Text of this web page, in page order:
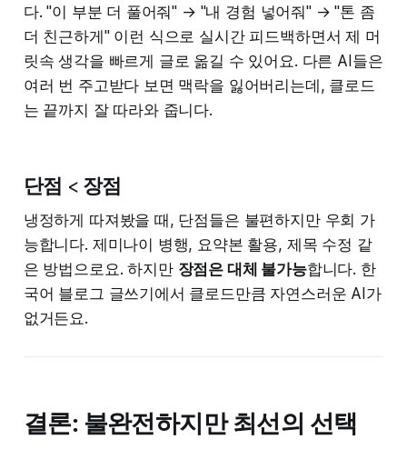
다. "이 부분 더 풀어줘" → "내 경험 넣어줘" → "톤 좀
더 친근하게" 이런 식으로 실시간 피드백하면서 제 머
릿속 생각을 빠르게 글로 옮길 수 있어요. 다른 AI들은
여러 번 주고받다 보면 맥락을 잃어버리는데, 클로드
는 끝까지 잘 따라와 줍니다.
단점 < 장점
냉정하게 따져봤을 때, 단점들은 불편하지만 우회 가
능합니다. 제미나이 병행, 요약본 활용, 제목 수정 같
은 방법으로요. 하지만 장점은 대체 불가능합니다. 한
국어 블로그 글쓰기에서 클로드만큼 자연스러운 AI가
없거든요.
결론: 불완전하지만 최선의 선택